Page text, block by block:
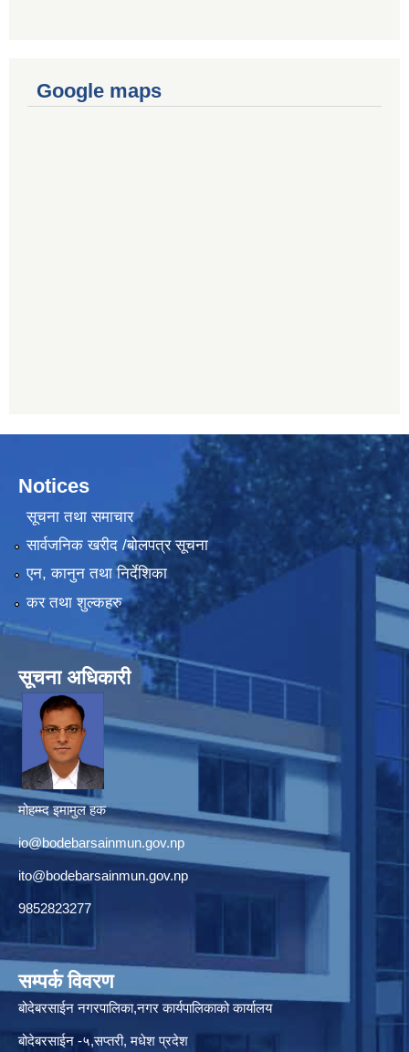
Google maps
Notices
सूचना तथा समाचार
सार्वजनिक खरीद /बोलपत्र सूचना
एन, कानुन तथा निर्देशिका
कर तथा शुल्कहरु
सूचना अधिकारी
मोहम्म्द इमामुल हक
io@bodebarsainmun.gov.np
ito@bodebarsainmun.gov.np
9852823277
सम्पर्क विवरण
बोदेबरसाईन नगरपालिका,नगर कार्यपालिकाको कार्यालय
बोदेबरसाईन -५,सप्तरी, मधेश प्रदेश